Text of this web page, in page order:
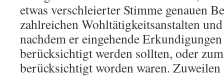
etwas verschleierter Stimme genauen
zahlreichen Wohltätigkeitsanstalten
nachdem er eingehende
berücksichtigt werden sollten, oder
berücksichtigt worden waren.